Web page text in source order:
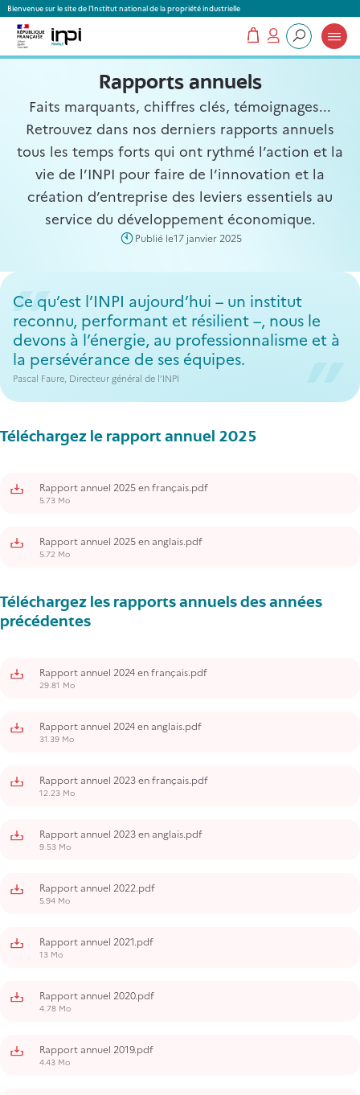
Bienvenue sur le site de l'Institut national de la propriété industrielle
Que recherchez-vous ?
Mon compte
Mon panier
Rapports annuels
Faits marquants, chiffres clés, témoignages...
Retrouvez dans nos derniers rapports annuels
tous les temps forts qui ont rythmé l’action et la
vie de l’INPI pour faire de l’innovation et la
création d’entreprise des leviers essentiels au
service du développement économique.
Publié le17 janvier 2025
Ce qu’est l’INPI aujourd’hui – un institut
reconnu, performant et résilient –, nous le
devons à l’énergie, au professionnalisme et à
la persévérance de ses équipes.
Pascal Faure, Directeur général de l’INPI
Téléchargez le rapport annuel 2025
Rapport annuel 2025 en français.pdf
5.73 Mo
Rapport annuel 2025 en anglais.pdf
5.72 Mo
Téléchargez les rapports annuels des années
précédentes
Rapport annuel 2024 en français.pdf
29.81 Mo
Rapport annuel 2024 en anglais.pdf
31.39 Mo
Rapport annuel 2023 en français.pdf
12.23 Mo
Rapport annuel 2023 en anglais.pdf
9.53 Mo
Rapport annuel 2022.pdf
5.94 Mo
Rapport annuel 2021.pdf
13 Mo
Rapport annuel 2020.pdf
4.78 Mo
Rapport annuel 2019.pdf
4.43 Mo
Panneau de gestion des cookies